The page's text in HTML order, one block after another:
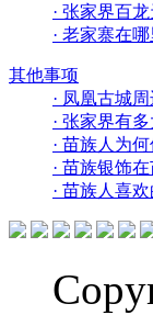
· 张家界百
· 老家寨在
其他事项
· 凤凰古城
· 张家界有
· 苗族人为
· 苗族银饰
· 苗族人喜